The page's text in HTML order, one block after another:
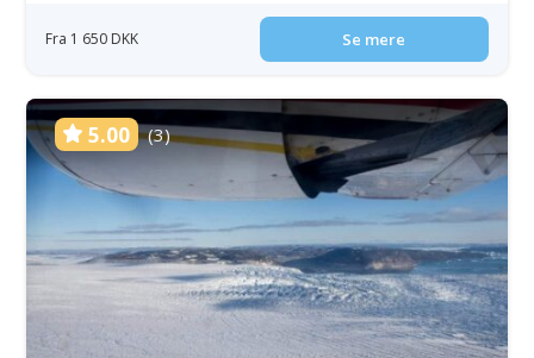
Fra 1 650 DKK Se mere
5.00 (3)